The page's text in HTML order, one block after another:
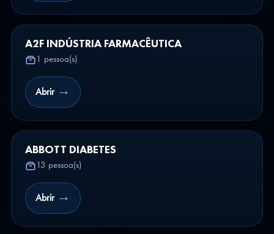
A2F INDÚSTRIA FARMACÊUTICA
1 pessoa(s)
Abrir →
ABBOTT DIABETES
13 pessoa(s)
Abrir →